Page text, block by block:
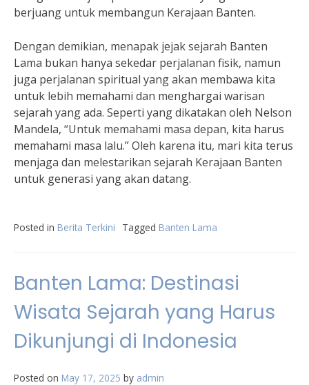
berjuang untuk membangun Kerajaan Banten.
Dengan demikian, menapak jejak sejarah Banten
Lama bukan hanya sekedar perjalanan fisik, namun
juga perjalanan spiritual yang akan membawa kita
untuk lebih memahami dan menghargai warisan
sejarah yang ada. Seperti yang dikatakan oleh Nelson
Mandela, “Untuk memahami masa depan, kita harus
memahami masa lalu.” Oleh karena itu, mari kita terus
menjaga dan melestarikan sejarah Kerajaan Banten
untuk generasi yang akan datang.
Posted in Berita Terkini Tagged Banten Lama
Banten Lama: Destinasi
Wisata Sejarah yang Harus
Dikunjungi di Indonesia
Posted on May 17, 2025 by admin